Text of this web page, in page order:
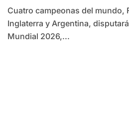
Cuatro campeonas del mundo, Francia, España,
Inglaterra y Argentina,
Mundial 2026,...